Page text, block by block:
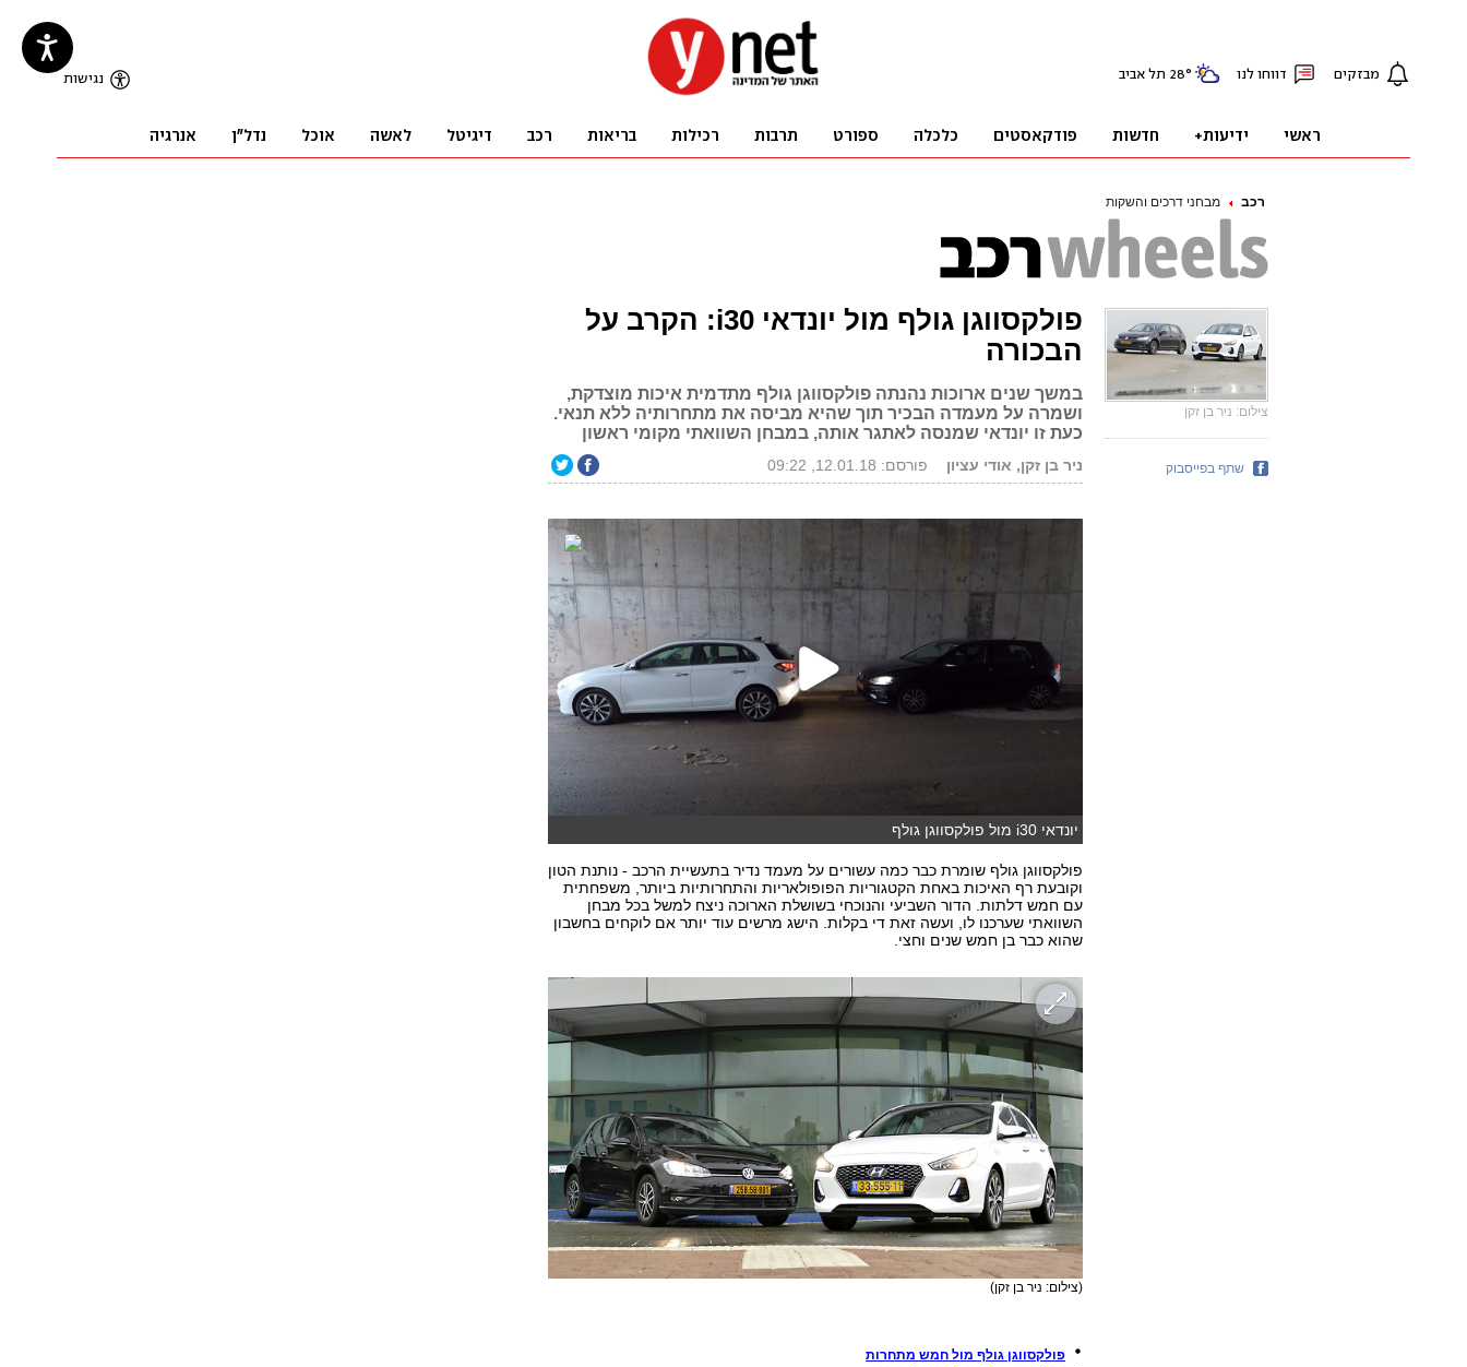
רכב מבחני דרכים והשקות
פולקסווגן גולף מול יונדאי i30: הקרב על
הבכורה
במשך שנים ארוכות נהנתה פולקסווגן גולף מתדמית איכות מוצדקת,
ושמרה על מעמדה הבכיר תוך שהיא מביסה את מתחרותיה ללא תנאי.
כעת זו יונדאי שמנסה לאתגר אותה, במבחן השוואתי מקומי ראשון
ניר בן זקן, אודי עציון פורסם: 12.01.18, 09:22
יונדאי i30 מול פולקסווגן גולף
פולקסווגן גולף שומרת כבר כמה עשורים על מעמד נדיר בתעשיית הרכב - נותנת הטון
וקובעת רף האיכות באחת הקטגוריות הפופולאריות והתחרותיות ביותר, משפחתית
עם חמש דלתות. הדור השביעי והנוכחי בשושלת הארוכה ניצח למשל בכל מבחן
השוואתי שערכנו לו, ועשה זאת די בקלות. הישג מרשים עוד יותר אם לוקחים בחשבון
שהוא כבר בן חמש שנים וחצי.
(צילום: ניר בן זקן)
פולקסווגן גולף מול חמש מתחרות
צילום: ניר בן זקן
שתף בפייסבוק